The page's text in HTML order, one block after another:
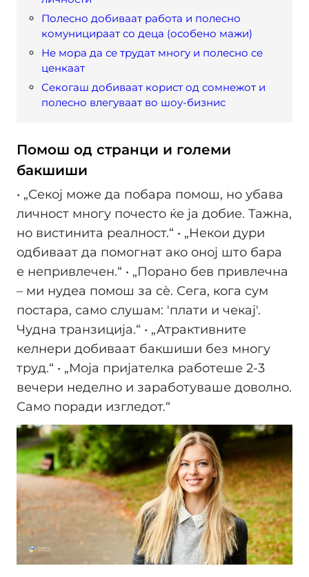
Полесно добиваат работа и полесно
комуницираат со деца (особено мажи)
Не мора да се трудат многу и полесно се
ценкаат
Секогаш добиваат корист од сомнежот и
полесно влегуваат во шоу-бизнис
Помош од странци и големи
бакшиши
• „Секој може да побара помош, но убава
личност многу почесто ќе ја добие. Тажна,
но вистинита реалност.“ • „Некои дури
одбиваат да помогнат ако оној што бара
е непривлечен.“ • „Порано бев привлечна
– ми нудеа помош за сè. Сега, кога сум
постара, само слушам: 'плати и чекај'.
Чудна транзиција.“ • „Атрактивните
келнери добиваат бакшиши без многу
труд.“ • „Моја пријателка работеше 2-3
вечери неделно и заработуваше доволно.
Само поради изгледот.“